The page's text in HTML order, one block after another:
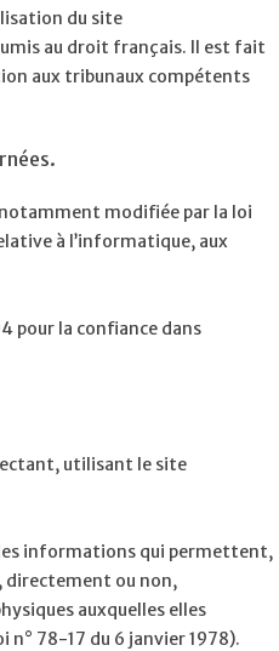
du site
au droit français. Il est fait
aux tribunaux compétents
modifiée par la loi
à l’informatique, aux
pour la confiance dans
utilisant le site
informations qui permettent,
directement ou non,
auxquelles elles
n° 78-17 du 6 janvier 1978).